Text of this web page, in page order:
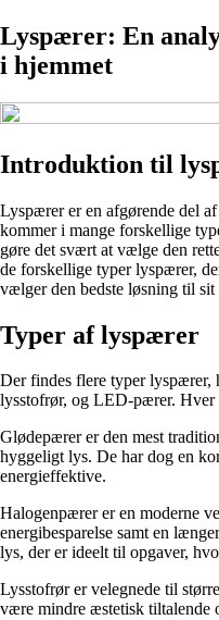
Lyspærer: En
i hjemmet
Introduktion til
Lyspærer er en afgørende del
kommer i mange forskellige
gøre det svært at vælge den
de forskellige typer lyspærer,
vælger den bedste løsning til sit
Typer af lyspærer
Der findes flere typer lyspærer,
lysstofrør, og LED-pærer. Hver
Glødepærer er den mest
hyggeligt lys. De har dog en
energieffektive.
Halogenpærer er en moderne
energibesparelse samt en
lys, der er ideelt til opgaver,
Lysstofrør er velegnede til
være mindre æstetisk tiltalende